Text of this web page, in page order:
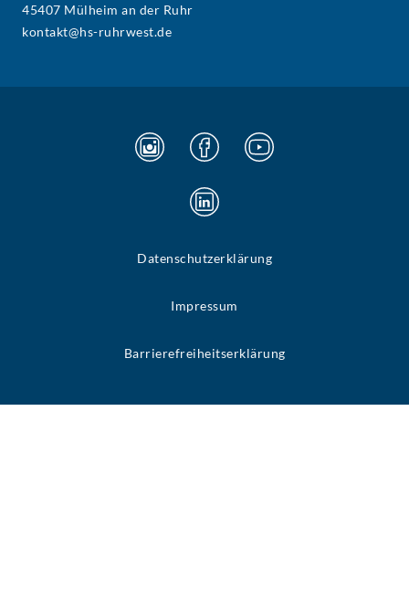
45407 Mülheim an der Ruhr
kontakt@hs-ruhrwest.de
Datenschutzerklärung
Impressum
Barrierefreiheitserklärung